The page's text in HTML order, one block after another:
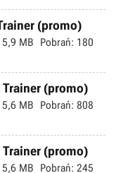
(promo)
5,9 MB Pobrań: 180
Trainer (promo)
5,6 MB Pobrań: 808
Trainer (promo)
5,6 MB Pobrań: 245